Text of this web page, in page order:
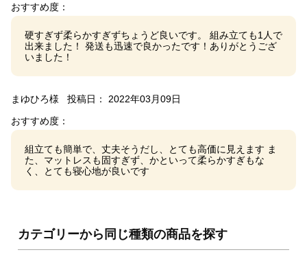
おすすめ度：
硬すぎず柔らかすぎずちょうど良いです。 組み立ても1人で
出来ました！ 発送も迅速で良かったです！ありがとうござ
いました！
まゆひろ様
投稿日： 2022年03月09日
おすすめ度：
組立ても簡単で、丈夫そうだし、とても高価に見えます ま
た、マットレスも固すぎず、かといって柔らかすぎもな
く、とても寝心地が良いです
カテゴリーから同じ種類の商品を探す